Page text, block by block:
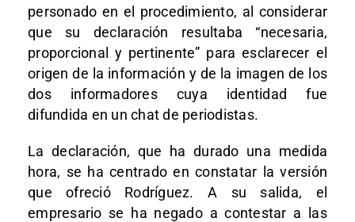
personado en el procedimiento, al considerar
que su declaración resultaba “necesaria,
proporcional y pertinente” para esclarecer el
origen de la información y de la imagen de los
dos informadores cuya identidad fue
difundida en un chat de periodistas.
La declaración, que ha durado una medida
hora, se ha centrado en constatar la versión
que ofreció Rodríguez. A su salida, el
empresario se ha negado a contestar a las